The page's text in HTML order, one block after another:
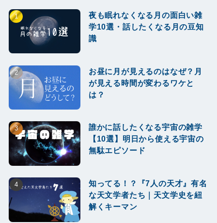
夜も眠れなくなる月の面白い雑
学10選・話したくなる月の豆知
識
お昼に月が見えるのはなぜ？月
が見える時間が変わるワケと
は？
誰かに話したくなる宇宙の雑学
【10選】明日から使える宇宙の
無駄エピソード
知ってる！？『7人の天才』有名
な天文学者たち｜天文学史を紐
解くキーマン